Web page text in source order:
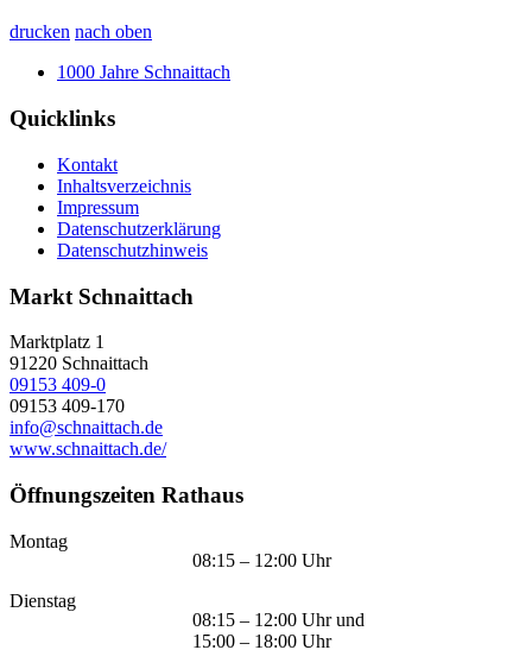
drucken nach oben
1000 Jahre Schnaittach
Quicklinks
Kontakt
Inhaltsverzeichnis
Impressum
Datenschutzerklärung
Datenschutzhinweis
Markt Schnaittach
Marktplatz 1
91220 Schnaittach
09153 409-0
09153 409-170
info@schnaittach.de
www.schnaittach.de/
Öffnungszeiten Rathaus
Montag
08:15 – 12:00 Uhr
Dienstag
08:15 – 12:00 Uhr und
15:00 – 18:00 Uhr